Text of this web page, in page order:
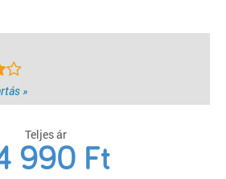
»
Teljes ár
990 Ft